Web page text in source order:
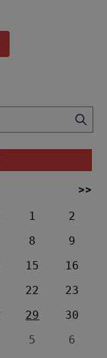
>>
1
2
8
9
15
16
22
23
29
30
5 6